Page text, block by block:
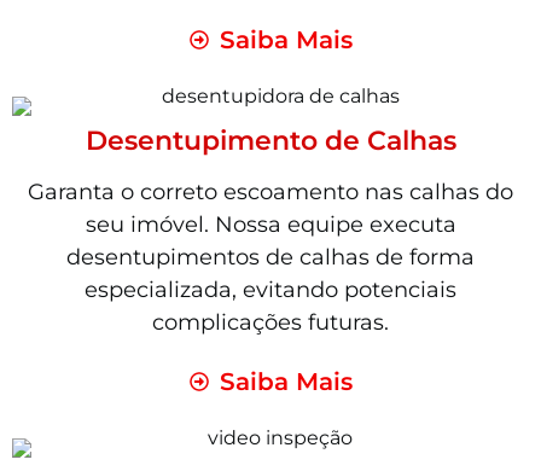
Saiba Mais
Desentupimento de Calhas
Garanta o correto escoamento nas calhas do
seu imóvel. Nossa equipe executa
desentupimentos de calhas de forma
especializada, evitando potenciais
complicações futuras.
Saiba Mais